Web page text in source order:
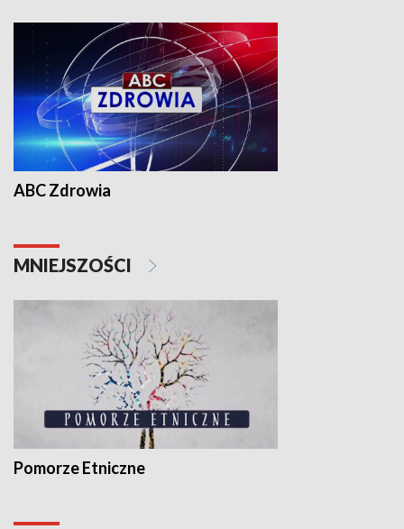
ABC Zdrowia
MNIEJSZOŚCI
Pomorze Etniczne